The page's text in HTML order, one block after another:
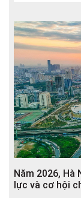
Năm 2026, Hà
lực và cơ hội